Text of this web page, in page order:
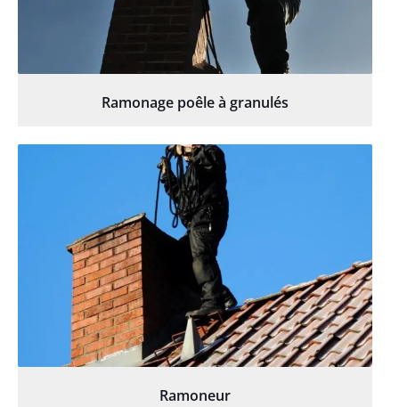
Ramonage poêle à granulés
Ramoneur